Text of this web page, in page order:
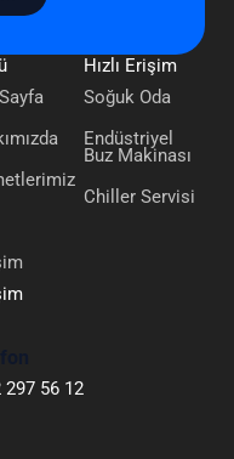
Hızlı Erişim
Soğuk Oda
Endüstriyel
Buz Makinası
Chiller Servisi
297 56 12